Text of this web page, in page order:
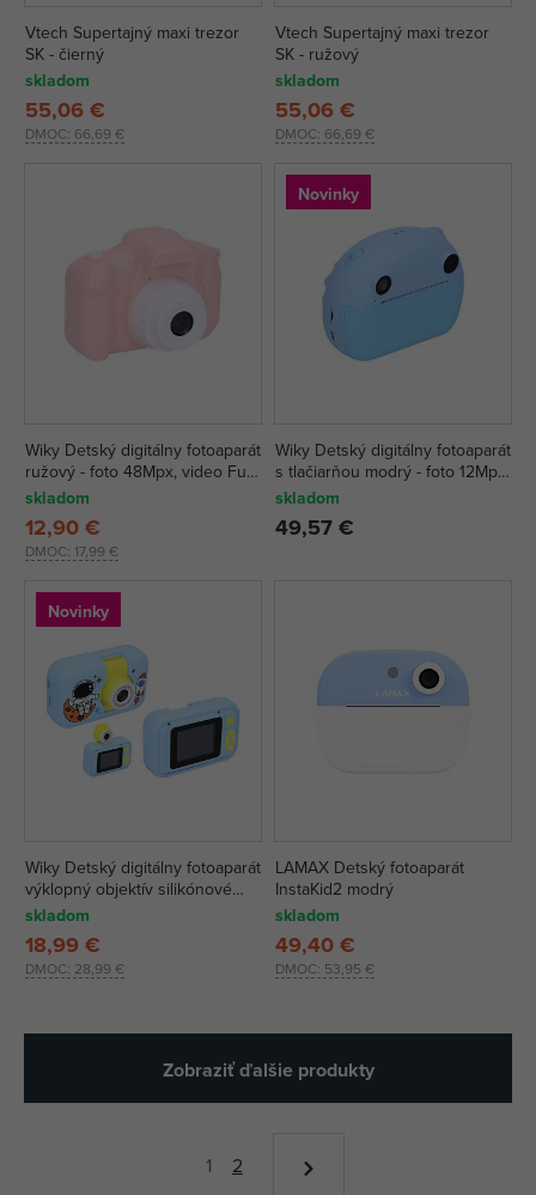
Vtech Supertajný maxi trezor
SK - čierný
skladom
DMOC: 66,69 €
55,06 €
Vtech Supertajný maxi trezor
SK - ružový
skladom
DMOC: 66,69 €
55,06 €
Wiky Detský digitálny fotoaparát
ružový - foto 48Mpx, video Full
HD - slovenský obal
skladom
DMOC: 17,99 €
12,90 €
Novinky
Wiky Detský digitálny fotoaparát
s tlačiarňou modrý - foto 12Mpx,
video Full HD
skladom
49,57 €
Novinky
Wiky Detský digitálny fotoaparát
výklopný objektív silikónové
púzdro - foto 40Mpx, video Full
HD
skladom
DMOC: 28,99 €
18,99 €
LAMAX Detský fotoaparát
InstaKid2 modrý
skladom
DMOC: 53,95 €
49,40 €
Zobraziť ďalšie produkty
1 2